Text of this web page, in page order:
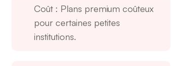
Coût: Plans premium coûteux
pour certaines petites
institutions.